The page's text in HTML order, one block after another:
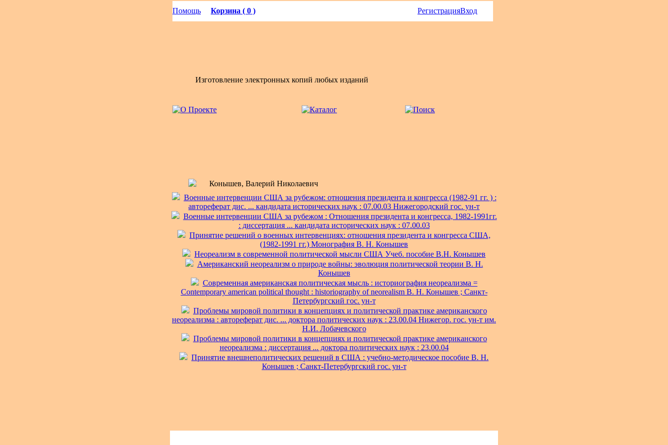
Помощь Корзина ( 0 ) РегистрацияВход
Изготовление электронных копий любых изданий
Конышев, Валерий Николаевич
Военные интервенции США за рубежом: отношения президента и конгресса (1982-91 гг. ) :
автореферат дис. ... кандидата исторических наук : 07.00.03 Нижегородский гос. ун-т
Военные интервенции США за рубежом : Отношения президента и конгресса, 1982-1991гг.
: диссертация ... кандидата исторических наук : 07.00.03
Принятие решений о военных интервенциях: отношения президента и конгресса США,
(1982-1991 гг.) Монография В. Н. Конышев
Неореализм в современной политической мысли США Учеб. пособие В.Н. Конышев
Американский неореализм о природе войны: эволюция политической теории В. Н.
Конышев
Современная американская политическая мысль : историография неореализма =
Contemporary american political thought : historiography of neorealism В. Н. Конышев ; Санкт-
Петербургский гос. ун-т
Проблемы мировой политики в концепциях и политической практике американского
неореализма : автореферат дис. ... доктора политических наук : 23.00.04 Нижегор. гос. ун-т им.
Н.И. Лобачевского
Проблемы мировой политики в концепциях и политической практике американского
неореализма : диссертация ... доктора политических наук : 23.00.04
Принятие внешнеполитических решений в США : учебно-методическое пособие В. Н.
Конышев ; Санкт-Петербургский гос. ун-т